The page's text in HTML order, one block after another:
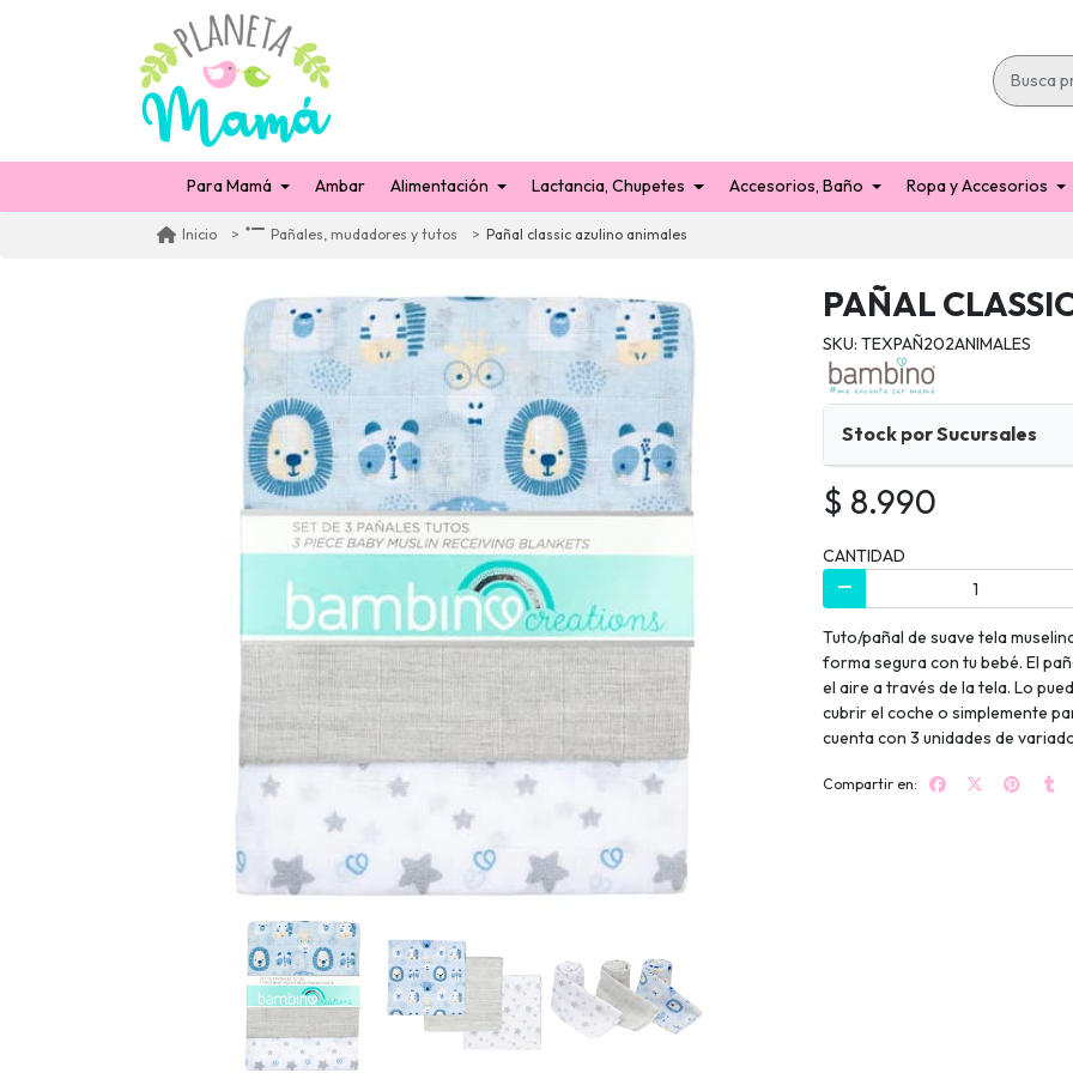
Para Mamá Ambar Alimentación Lactancia, Chupetes Accesorios, Baño Ropa y Accesorios
Inicio Pañales, mudadores y tutos Pañal classic azulino animales
PAÑAL
SKU: TEXPAÑ202ANIMALES
Stock por Sucursales
$ 8.990
CANTIDAD
Tuto/pañal de suave tela
forma segura con tu bebé. El
el aire a través de la tela. Lo
cubrir el coche o simplemente
cuenta con 3 unidades de
Compartir en: